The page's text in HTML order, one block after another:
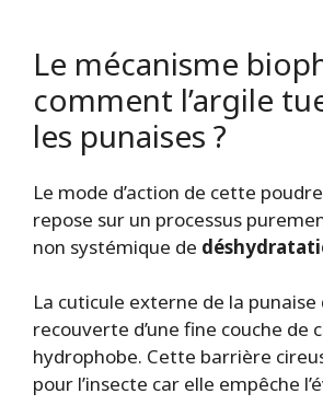
Le mécanisme
comment l’argile
les punaises ?
Le mode d’action de cette
repose sur un processus
non systémique de
La cuticule externe de la punaise
recouverte d’une fine couche de
hydrophobe. Cette barrière
pour l’insecte car elle empêche